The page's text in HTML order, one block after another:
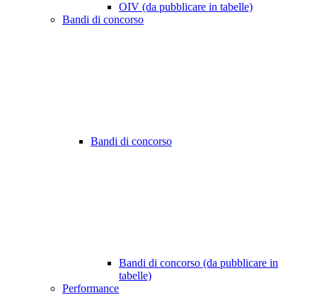
OIV (da pubblicare in tabelle)
Bandi di concorso
Bandi di concorso
Bandi di concorso (da pubblicare in
tabelle)
Performance